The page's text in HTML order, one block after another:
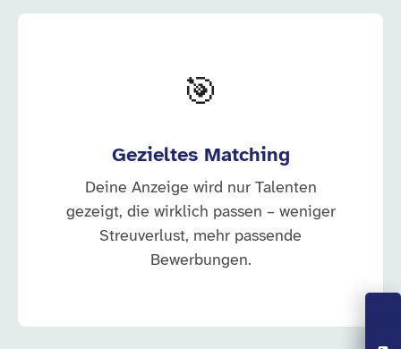
🎯
Gezieltes Matching
Deine Anzeige wird nur Talenten
gezeigt, die wirklich passen – weniger
Streuverlust, mehr passende
Bewerbungen.